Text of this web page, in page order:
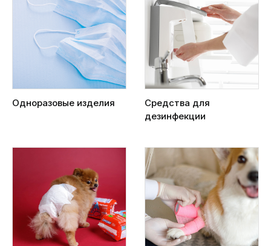
Одноразовые изделия
Средства для
дезинфекции